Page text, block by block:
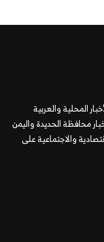
المحلية والعربية
محافظة الحديدة واليمن
والاجتماعية على